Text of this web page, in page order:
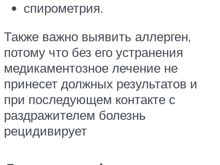
спирометрия.
Также важно выявить аллерген,
потому что без его устранения
медикаментозное лечение не
принесет должных результатов и
при последующем контакте с
раздражителем болезнь
рецидивирует